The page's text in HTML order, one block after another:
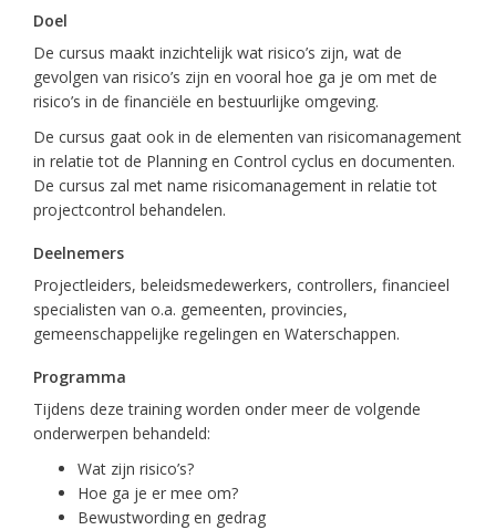
Doel
De cursus maakt inzichtelijk wat risico’s zijn, wat de
gevolgen van risico’s zijn en vooral hoe ga je om met de
risico’s in de financiële en bestuurlijke omgeving.
De cursus gaat ook in de elementen van risicomanagement
in relatie tot de Planning en Control cyclus en documenten.
De cursus zal met name risicomanagement in relatie tot
projectcontrol behandelen.
Deelnemers
Projectleiders, beleidsmedewerkers, controllers, financieel
specialisten van o.a. gemeenten, provincies,
gemeenschappelijke regelingen en Waterschappen.
Programma
Tijdens deze training worden onder meer de volgende
onderwerpen behandeld:
Wat zijn risico’s?
Hoe ga je er mee om?
Bewustwording en gedrag